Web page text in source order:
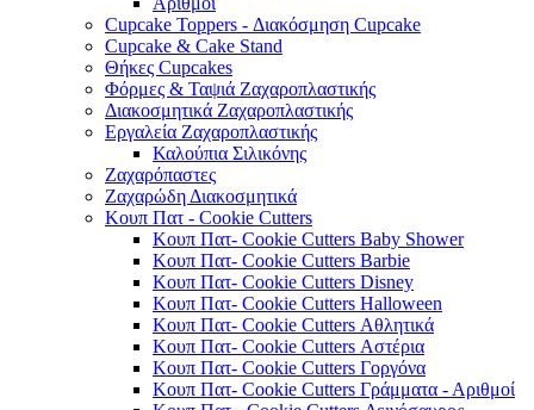
Cupcake Toppers - Διακόσμηση Cupcake
Cupcake & Cake Stand
Θήκες Cupcakes
Φόρμες & Ταψιά Ζαχαροπλαστικής
Διακοσμητικά Ζαχαροπλαστικής
Εργαλεία Ζαχαροπλαστικής
Καλούπια Σιλικόνης
Ζαχαρόπαστες
Ζαχαρώδη Διακοσμητικά
Κουπ Πατ - Cookie Cutters
Κουπ Πατ- Cookie Cutters Baby Shower
Κουπ Πατ- Cookie Cutters Barbie
Κουπ Πατ- Cookie Cutters Disney
Κουπ Πατ- Cookie Cutters Halloween
Κουπ Πατ- Cookie Cutters Αθλητικά
Κουπ Πατ- Cookie Cutters Αστέρια
Κουπ Πατ- Cookie Cutters Γοργόνα
Κουπ Πατ- Cookie Cutters Γράμματα - Αριθμοί